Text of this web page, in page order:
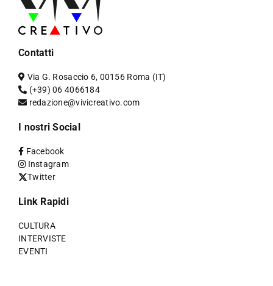
Contatti
Via G. Rosaccio 6, 00156 Roma (IT)
(+39) 06 4066184
redazione@vivicreativo.com
I nostri Social
Facebook
Instagram
Twitter
Link Rapidi
CULTURA
INTERVISTE
EVENTI